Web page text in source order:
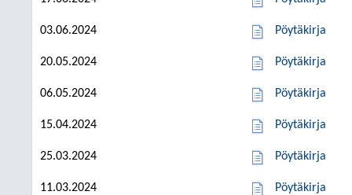
03.06.2024 Pöytäkirja
20.05.2024 Pöytäkirja
06.05.2024 Pöytäkirja
15.04.2024 Pöytäkirja
25.03.2024 Pöytäkirja
11.03.2024 Pöytäkirja